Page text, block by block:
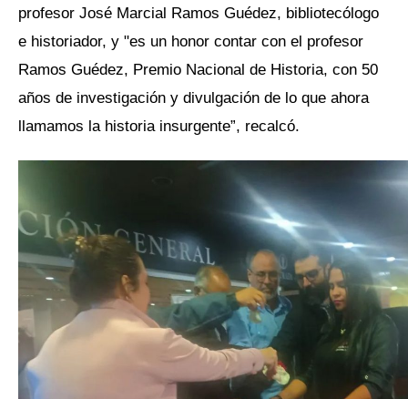
profesor José Marcial Ramos Guédez, bibliotecólogo
e historiador, y "es un honor contar con el profesor
Ramos Guédez, Premio Nacional de Historia, con 50
años de investigación y divulgación de lo que ahora
llamamos la historia insurgente”, recalcó.